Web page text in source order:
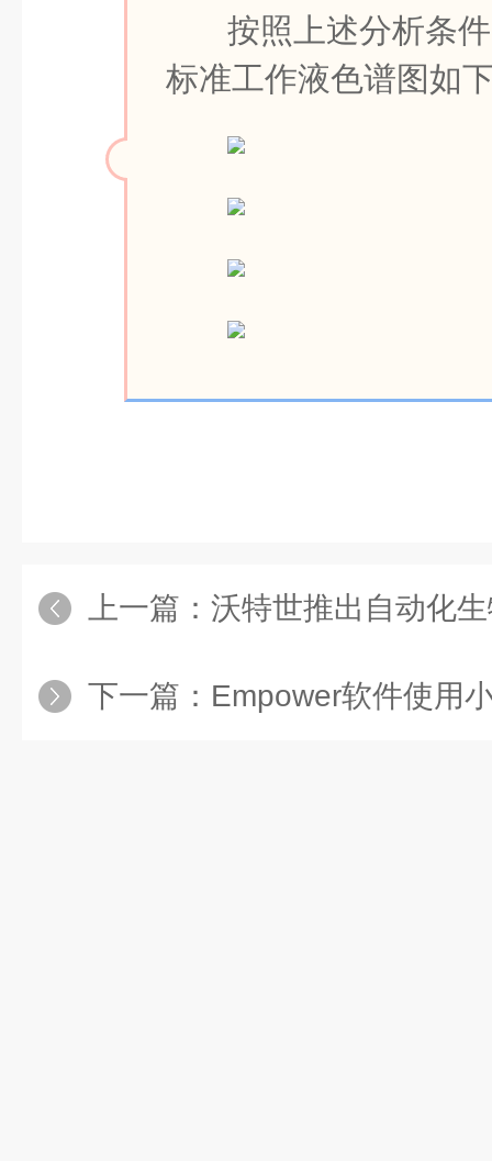
按照上述分析条
标准工作液色谱图如
上一篇： 沃特世推出自动化生物处理解决方案，
下一篇： Empower软件使用小技巧（